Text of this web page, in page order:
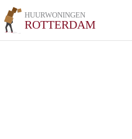
HUURWONINGEN
ROTTERDAM